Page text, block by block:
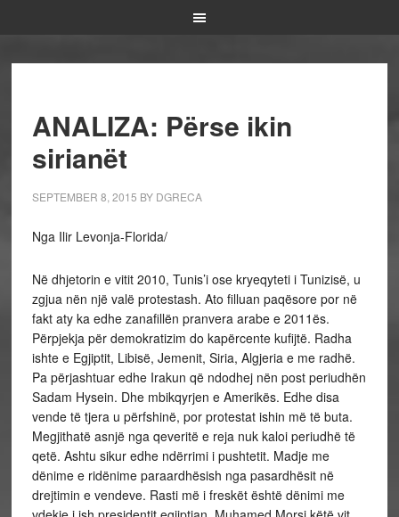
ANALIZA: Përse ikin
sirianët
SEPTEMBER 8, 2015 BY DGRECA
Nga Ilir Levonja-Florida/
Në dhjetorin e vitit 2010, Tunis’i ose kryeqyteti i Tunizisë, u
zgjua nën një valë protestash. Ato filluan paqësore por në
fakt aty ka edhe zanafillën pranvera arabe e 2011­ës.
Përpjekja për demokratizim do kapërcente kufijtë. Radha
ishte e Egjiptit, Libisë, Jemenit, Siria, Algjeria e me radhë.
Pa përjashtuar edhe Irakun që ndodhej nën post periudhën
Sadam Hysein. Dhe mbikqyrjen e Amerikës. Edhe disa
vende të tjera u përfshinë, por protestat ishin më të buta.
Megjithatë asnjë nga qeveritë e reja nuk kaloi periudhë të
qetë. Ashtu sikur edhe ndërrimi i pushtetit. Madje me
dënime e ridënime paraardhësish nga pasardhësit në
drejtimin e vendeve. Rasti më i freskët është dënimi me